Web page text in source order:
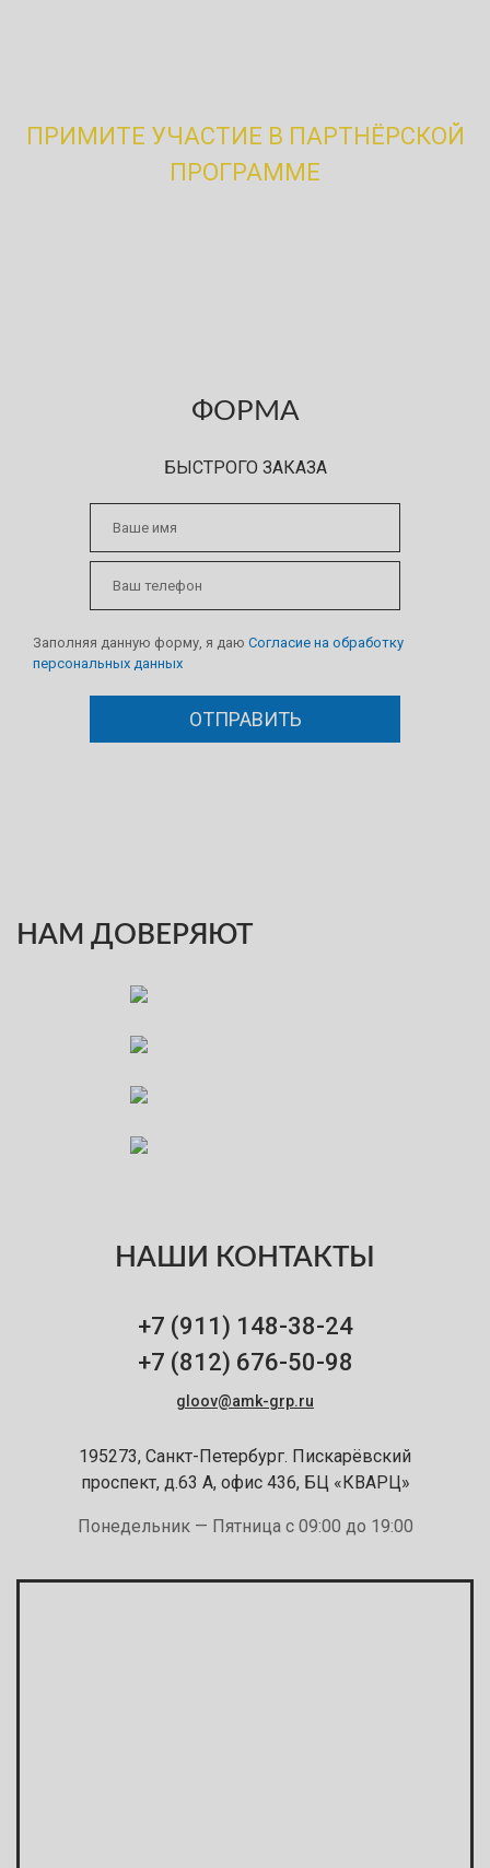
ПРИМИТЕ УЧАСТИЕ В ПАРТНЁРСКОЙ
ПРОГРАММЕ
ФОРМА
БЫСТРОГО ЗАКАЗА
Заполняя данную форму, я даю Согласие на обработку
персональных данных
НАМ ДОВЕРЯЮТ
НАШИ КОНТАКТЫ
+7 (911) 148-38-24
+7 (812) 676-50-98
gloov@amk-grp.ru
195273, Санкт-Петербург. Пискарёвский
проспект, д.63 А, офис 436, БЦ «КВАРЦ»
Понедельник — Пятница с 09:00 до 19:00